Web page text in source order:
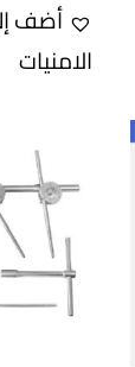
أضف
الامنيات